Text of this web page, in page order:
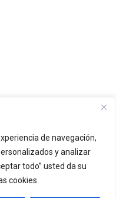
de navegación,
y analizar
todo” usted da su
cookies.Portal de
¿Qué es Arkiplus?